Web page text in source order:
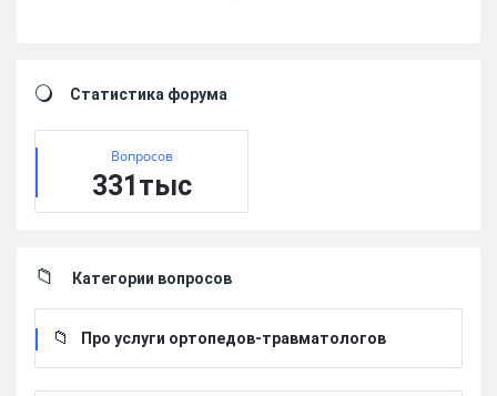
Статистика форума
Вопросов
331тыс
Категории вопросов
Про услуги ортопедов-травматологов